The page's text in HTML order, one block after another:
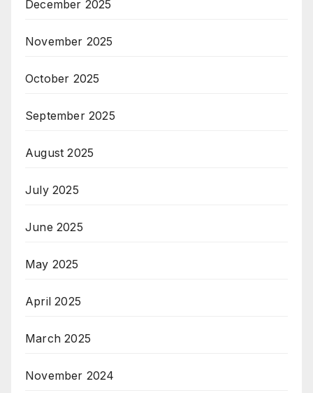
December 2025
November 2025
October 2025
September 2025
August 2025
July 2025
June 2025
May 2025
April 2025
March 2025
November 2024